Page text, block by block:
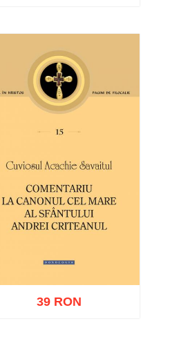
Adaugă în coș Wishlist
39 RON